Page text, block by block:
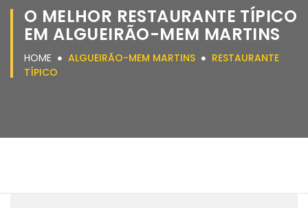
O MELHOR RESTAURANTE TÍPICO
EM ALGUEIRÃO-MEM MARTINS
HOME ALGUEIRÃO-MEM MARTINS
RESTAURANTE
TÍPICO